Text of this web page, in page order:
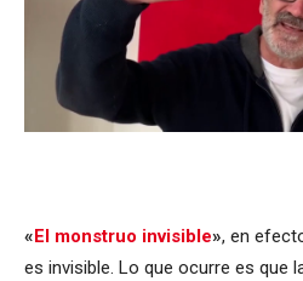
«El monstruo invisible», en
es invisible. Lo que ocurre es que